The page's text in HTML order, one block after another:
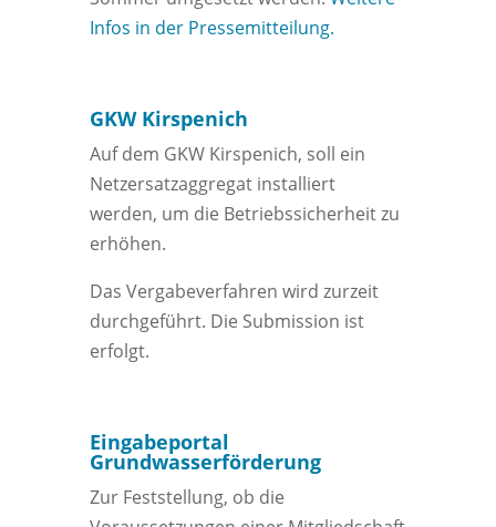
Infos in der Pressemitteilung.
GKW Kirspenich
Auf dem GKW Kirspenich, soll ein
Netzersatzaggregat installiert
werden, um die Betriebssicherheit zu
erhöhen.
Das Vergabeverfahren wird zurzeit
durchgeführt. Die Submission ist
erfolgt.
Eingabeportal
Grundwasserförderung
Zur Feststellung, ob die